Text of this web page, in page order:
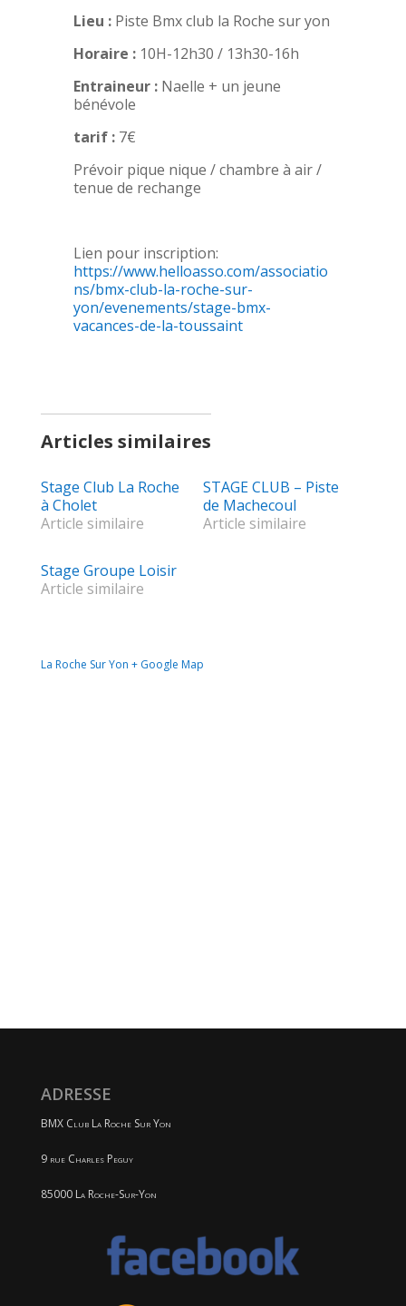
Lieu :Piste Bmx club la Roche sur yon
Horaire :10H-12h30 / 13h30-16h
Entraineur : Naelle + un jeune
bénévole
tarif :7€
Prévoir pique nique / chambre à air /
tenue de rechange
Lien pour inscription:
https://www.helloasso.com/associatio
ns/bmx-club-la-roche-sur-
yon/evenements/stage-bmx-
vacances-de-la-toussaint
Articles similaires
Stage Club La Roche
à Cholet
Article similaire
STAGE CLUB – Piste
de Machecoul
Article similaire
Stage Groupe Loisir
Article similaire
La Roche Sur Yon + Google Map
ADRESSE
BMX Club La Roche Sur Yon
9 rue Charles Peguy
85000 La Roche-Sur-Yon